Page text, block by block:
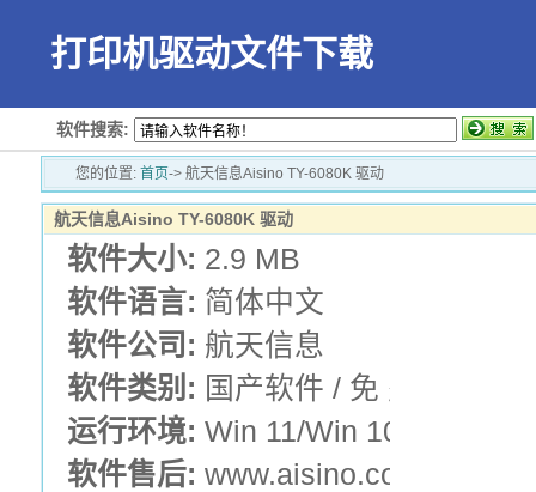
打印机驱动文件下载
软件搜索:
您的位置:首页-> 航天信息Aisino TY-6080K 驱动
航天信息Aisino TY-6080K 驱动
软件大小: 2.9 MB
软件语言: 简体中文
软件公司: 航天信息
软件类别: 国产软件 / 免 费 版 / 航
运行环境: Win 11/Win 10/Win 7/
软件售后: www.aisino.com